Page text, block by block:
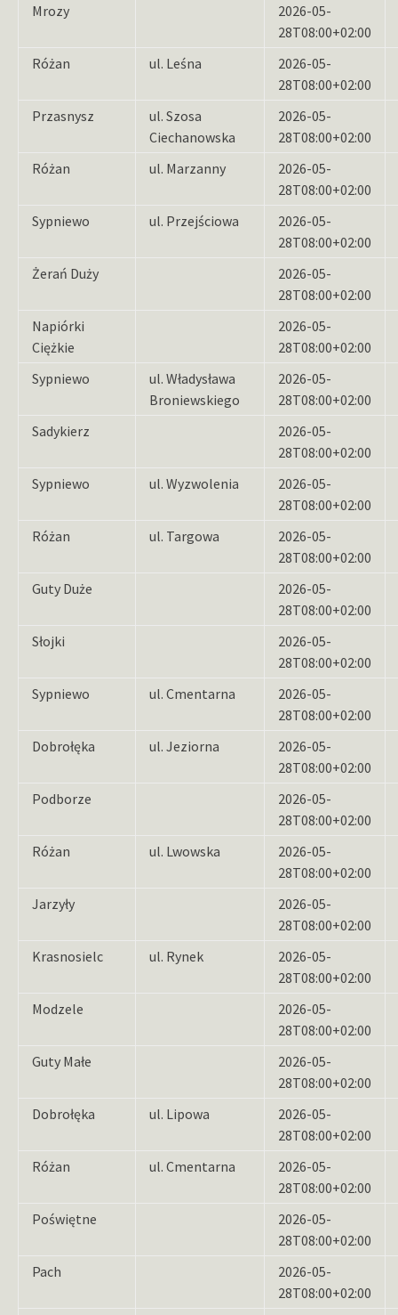
Mrozy
2026-05-
28T08:00+02:00
Różan
ul. Leśna
2026-05-
28T08:00+02:00
Przasnysz
ul. Szosa
Ciechanowska
2026-05-
28T08:00+02:00
Różan
ul. Marzanny
2026-05-
28T08:00+02:00
Sypniewo
ul. Przejściowa
2026-05-
28T08:00+02:00
Żerań Duży
2026-05-
28T08:00+02:00
Napiórki
Ciężkie
2026-05-
28T08:00+02:00
Sypniewo
ul. Władysława
Broniewskiego
2026-05-
28T08:00+02:00
Sadykierz
2026-05-
28T08:00+02:00
Sypniewo
ul. Wyzwolenia
2026-05-
28T08:00+02:00
Różan
ul. Targowa
2026-05-
28T08:00+02:00
Guty Duże
2026-05-
28T08:00+02:00
Słojki
2026-05-
28T08:00+02:00
Sypniewo
ul. Cmentarna
2026-05-
28T08:00+02:00
Dobrołęka
ul. Jeziorna
2026-05-
28T08:00+02:00
Podborze
2026-05-
28T08:00+02:00
Różan
ul. Lwowska
2026-05-
28T08:00+02:00
Jarzyły
2026-05-
28T08:00+02:00
Krasnosielc
ul. Rynek
2026-05-
28T08:00+02:00
Modzele
2026-05-
28T08:00+02:00
Guty Małe
2026-05-
28T08:00+02:00
Dobrołęka
ul. Lipowa
2026-05-
28T08:00+02:00
Różan
ul. Cmentarna
2026-05-
28T08:00+02:00
Poświętne
2026-05-
28T08:00+02:00
Pach
2026-05-
28T08:00+02:00